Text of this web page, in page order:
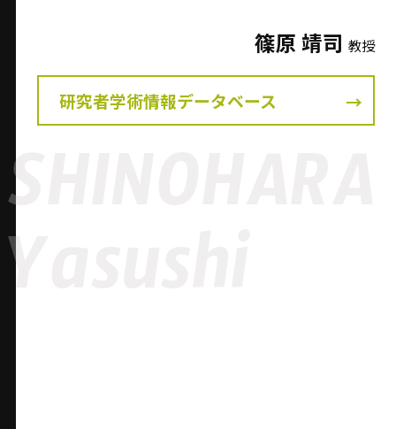
篠原 靖司教授
研究者学術情報データベース
SHINOHARA
Yasushi